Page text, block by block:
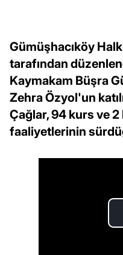
Gümüşhacıköy
tarafından
Kaymakam Büşra
Zehra Özyol'un
Çağlar, 94 kurs ve
faaliyetlerinin